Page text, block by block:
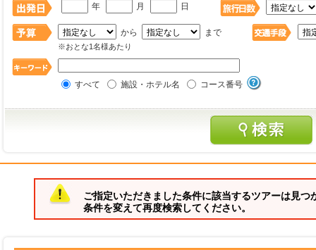
年 月 日
から まで
※おとな1名様あたり
すべて 施設・ホテル名 コース番号
ご指定いただきました条件に該当するツアーは見つ
条件を変えて再度検索してください。